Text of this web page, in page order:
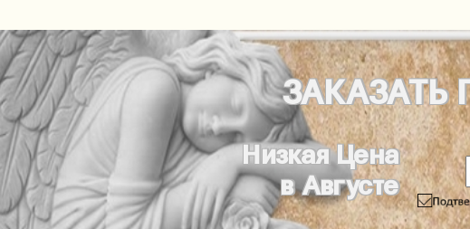
ЗАКАЗАТЬ
Низкая Цена
в Августе